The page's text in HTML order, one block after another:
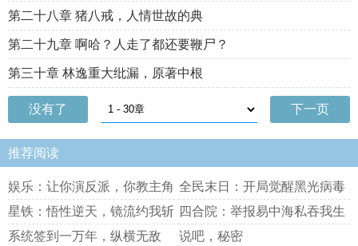
第二十八章 猪八戒，人情世故的典
第二十九章 啊哈？人走了都还要鞭尸？
第三十章 林逸重大纰漏，原著中根
没有了 下一页
推荐阅读
娱乐：让你演反派，你教主角
做人
全民末日：开局觉醒黑光病毒
星铁：悟性逆天，镜流约我斩
星神
四合院：举报易中海私吞我生
活费
系统签到一万年，纵横无敌 说吧，秘密